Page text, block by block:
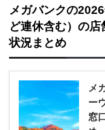
メガバンクの
ど連休含む）の
状況まとめ
メ
ー
窓